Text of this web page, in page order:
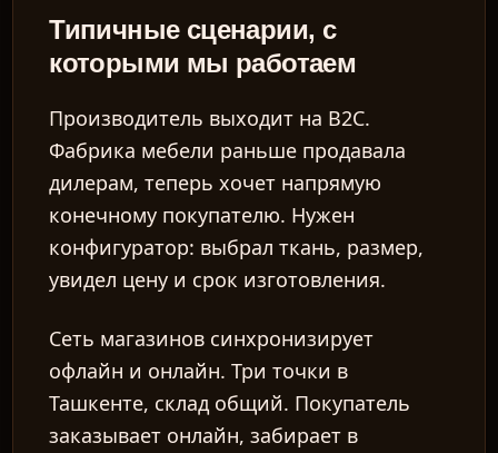
Типичные сценарии, с
которыми мы работаем
Производитель выходит на B2C.
Фабрика мебели раньше продавала
дилерам, теперь хочет напрямую
конечному покупателю. Нужен
конфигуратор: выбрал ткань, размер,
увидел цену и срок изготовления.
Сеть магазинов синхронизирует
офлайн и онлайн. Три точки в
Ташкенте, склад общий. Покупатель
заказывает онлайн, забирает в